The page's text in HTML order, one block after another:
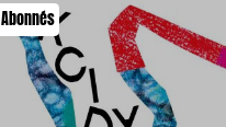
Abonnés